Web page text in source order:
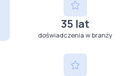
35 lat
doświadczenia w branży